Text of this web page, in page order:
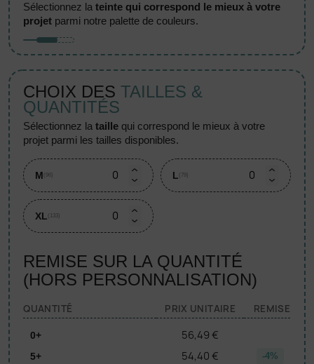
sélectionnez lateinte qui correspond le mieux à votre
projet parmi notre palette de couleurs.
CHOIX DES TAILLES &
QUANTITÉS
sélectionnez lataille qui correspond le mieux à votre
projet parmi les tailles disponibles.
M (96) L (79)
XL (133)
REMISE SUR LA QUANTITÉ
(HORS PERSONNALISATION)
QUANTITÉ PRIX UNITAIRE REMISE
0+ 56,49 €
5+ 54,40 € -4%